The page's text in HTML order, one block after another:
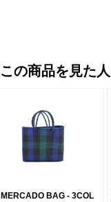
この商品を見た
MERCADO BAG - 3COL